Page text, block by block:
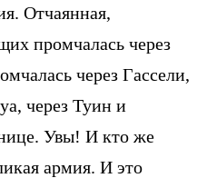
Отчаянная,
промчалась через
через Гассели,
через Туин и
Увы! И кто же
армия. И это